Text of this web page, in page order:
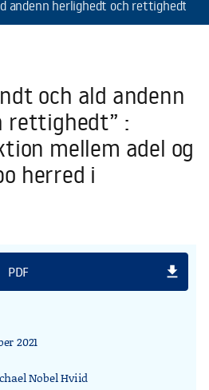
andenn herlighedt och rettighedt” :
och ald andenn
rettighedt” :
mellem adel og
herred i
PDF file_download
2021
Nobel Hviid